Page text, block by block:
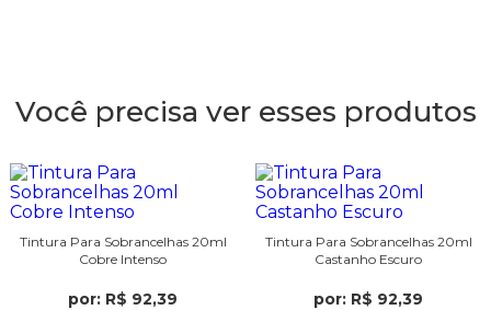
Você precisa ver esses produtos
Tintura Para Sobrancelhas 20ml
Cobre Intenso
por: R$ 92,39
Tintura Para Sobrancelhas 20ml
Castanho Escuro
por: R$ 92,39